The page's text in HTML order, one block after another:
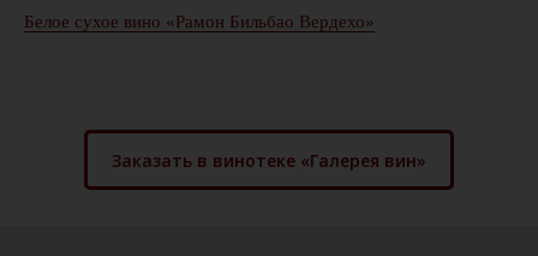
Белое сухое вино «Рамон Бильбао Вердехо»
Заказать в винотеке «Галерея вин»